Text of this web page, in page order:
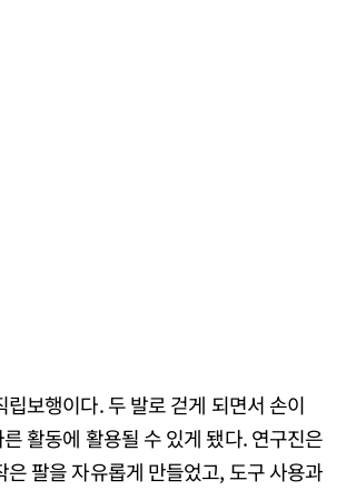
립보행이다. 두 발로 걷게 되면서 손이
활동에 활용될 수 있게 됐다. 연구진은
은 팔을 자유롭게 만들었고, 도구 사용과